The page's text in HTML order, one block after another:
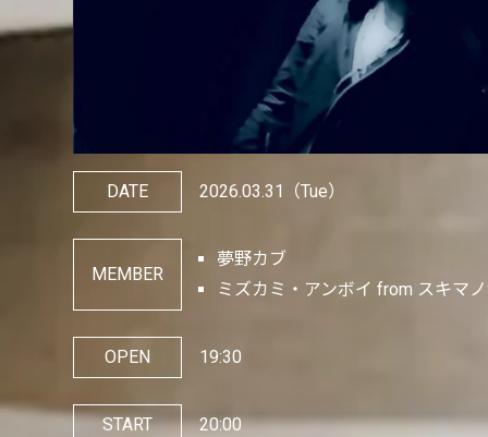
DATE 2026.03.31 （Tue）
MEMBER
夢野カブ
ミズカミ・アンボイ from スキマ
OPEN 19:30
START 20:00